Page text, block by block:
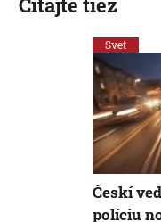
Svet
Českí
políciu